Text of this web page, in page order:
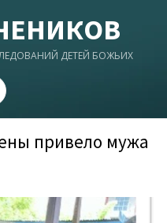
ДЕТЕЙ БОЖЬИХ
привело мужа